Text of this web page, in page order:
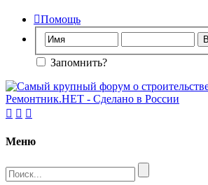
Помощь
Запомнить?
  
Меню